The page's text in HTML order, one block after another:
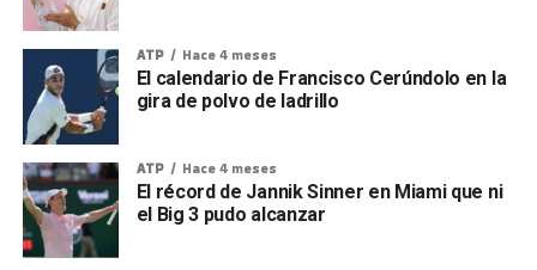
ATP Hace 4 meses
El calendario de Francisco Cerúndolo en la
gira de polvo de ladrillo
ATP Hace 4 meses
El récord de Jannik Sinner en Miami que ni
el Big 3 pudo alcanzar